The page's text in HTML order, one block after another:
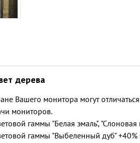
дерева
Вашего монитора могут
мониторов.
гаммы "Белая эмаль",
гаммы "Выбеленный дуб" +40%